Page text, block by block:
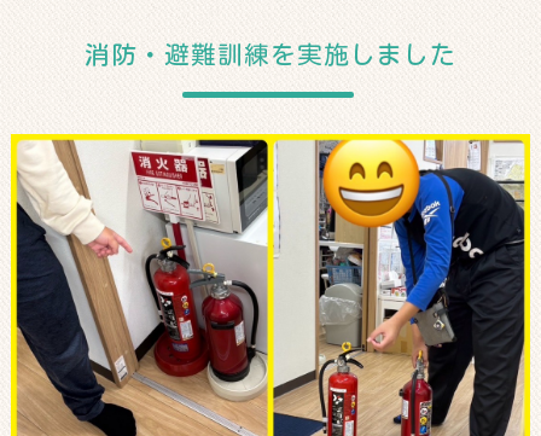
消防・避難訓練を実施しました